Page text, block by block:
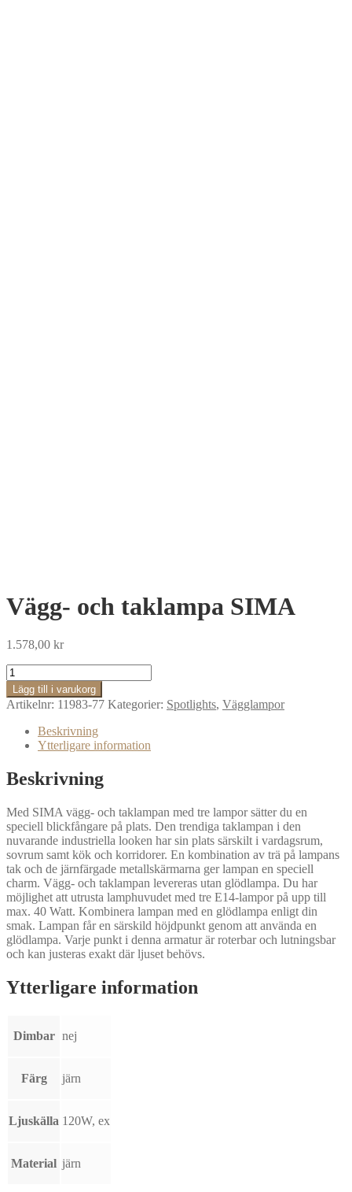
Vägg- och taklampa SIMA
1.578,00 kr
Vägg-
och
taklampa
SIMA
mängd
Lägg till i varukorg
Artikelnr: 11983-77 Kategorier: Spotlights, Vägglampor
Beskrivning
Ytterligare information
Beskrivning
Med SIMA vägg- och taklampan med tre lampor sätter du en
speciell blickfångare på plats. Den trendiga taklampan i den
nuvarande industriella looken har sin plats särskilt i vardagsrum,
sovrum samt kök och korridorer. En kombination av trä på lampans
tak och de järnfärgade metallskärmarna ger lampan en speciell
charm. Vägg- och taklampan levereras utan glödlampa. Du har
möjlighet att utrusta lamphuvudet med tre E14-lampor på upp till
max. 40 Watt. Kombinera lampan med en glödlampa enligt din
smak. Lampan får en särskild höjdpunkt genom att använda en
glödlampa. Varje punkt i denna armatur är roterbar och lutningsbar
och kan justeras exakt där ljuset behövs.
Ytterligare information
Dimbar nej
Färg järn
Ljuskälla 120W, ex
Material järn